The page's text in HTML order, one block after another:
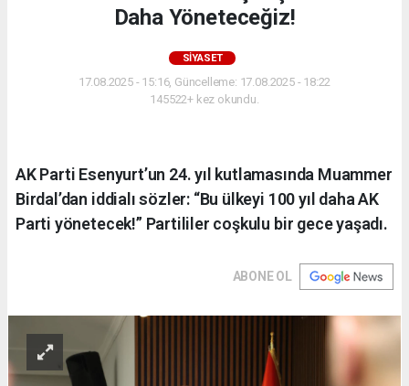
Daha Yöneteceğiz!
SIYASET
17.08.2025 - 15:16, Güncelleme: 17.08.2025 - 18:22
145522+ kez okundu.
AK Parti Esenyurt’un 24. yıl kutlamasında Muammer
Birdal’dan iddialı sözler: “Bu ülkeyi 100 yıl daha AK
Parti yönetecek!” Partililer coşkulu bir gece yaşadı.
ABONE OL